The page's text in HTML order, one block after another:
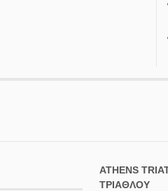
ATHENS
ΤΡΙΆΘΛΟΥ